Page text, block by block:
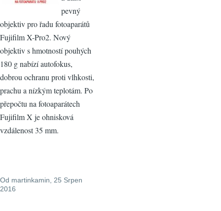
pevný
objektiv pro řadu fotoaparátů
Fujifilm X-Pro2. Nový
objektiv s hmotností pouhých
180 g nabízí autofokus,
dobrou ochranu proti vlhkosti,
prachu a nízkým teplotám. Po
přepočtu na fotoaparátech
Fujifilm X je ohnisková
vzdálenost 35 mm.
Od martinkamin , 25 Srpen
2016